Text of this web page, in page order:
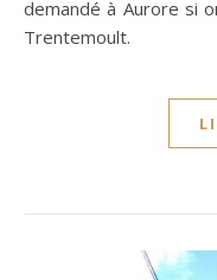
demandé à Aurore si
Trentemoult.